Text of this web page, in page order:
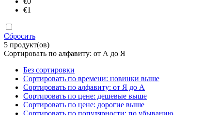
€1
Сбросить
5 продукт(ов)
Сортировать по алфавиту: от А до Я
Без сортировки
Сортировать по времени: новинки выше
Сортировать по алфавиту: от Я до А
Сортировать по цене: дешевые выше
Сортировать по цене: дорогие выше